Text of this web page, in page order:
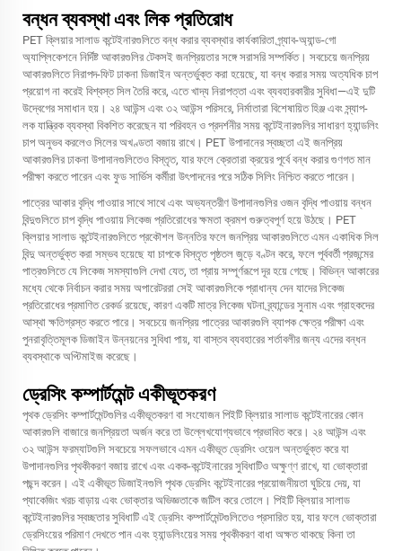
বন্ধন ব্যবস্থা এবং লিক প্রতিরোধ
PET ক্লিয়ার সালাড কন্টেইনারগুলিতে বন্ধ করার ব্যবস্থার কার্যকারিতা গ্র্যাব-অ্যান্ড-গো
অ্যাপ্লিকেশনে নির্দিষ্ট আকারগুলির টেকসই জনপ্রিয়তার সঙ্গে সরাসরি সম্পর্কিত। সবচেয়ে জনপ্রিয়
আকারগুলিতে নিরাপদ-ফিট ঢাকনা ডিজাইন অন্তর্ভুক্ত করা হয়েছে, যা বন্ধ করার সময় অত্যধিক চাপ
প্রয়োগ না করেই বিশ্বস্ত সিল তৈরি করে, এতে খাদ্য নিরাপত্তা এবং ব্যবহারকারীর সুবিধা—এই দুটি
উদ্বেগের সমাধান হয়। ২৪ আউন্স এবং ৩২ আউন্স পরিসরে, নির্মাতারা বিশেষায়িত হিঞ্জ এবং স্ন্যাপ-
লক যান্ত্রিক ব্যবস্থা বিকশিত করেছেন যা পরিবহন ও প্রদর্শনীর সময় কন্টেইনারগুলির সাধারণ হ্যান্ডলিং
চাপ অনুভব করলেও সিলের অখণ্ডতা বজায় রাখে। PET উপাদানের স্বচ্ছতা এই জনপ্রিয়
আকারগুলির ঢাকনা উপাদানগুলিতেও বিস্তৃত, যার ফলে ক্রেতারা ক্রয়ের পূর্বে বন্ধ করার গুণগত মান
পরীক্ষা করতে পারেন এবং ফুড সার্ভিস কর্মীরা উৎপাদনের পরে সঠিক সিলিং নিশ্চিত করতে পারেন।
পাত্রের আকার বৃদ্ধি পাওয়ার সাথে সাথে এবং অভ্যন্তরীণ উপাদানগুলির ওজন বৃদ্ধি পাওয়ায় বন্ধন
বিন্দুগুলিতে চাপ বৃদ্ধি পাওয়ায় লিকেজ প্রতিরোধের ক্ষমতা ক্রমশ গুরুত্বপূর্ণ হয়ে উঠছে। PET
ক্লিয়ার সালাড কন্টেইনারগুলিতে প্রকৌশল উন্নতির ফলে জনপ্রিয় আকারগুলিতে এমন একাধিক সিল
বিন্দু অন্তর্ভুক্ত করা সম্ভব হয়েছে যা চাপকে বিস্তৃত পৃষ্ঠতল জুড়ে বণ্টন করে, ফলে পূর্ববর্তী প্রজন্মের
পাত্রগুলিতে যে লিকেজ সমস্যাগুলি দেখা যেত, তা প্রায় সম্পূর্ণরূপে দূর হয়ে গেছে। বিভিন্ন আকারের
মধ্যে থেকে নির্বাচন করার সময় অপারেটররা সেই আকারগুলিকে প্রাধান্য দেন যাদের লিকেজ
প্রতিরোধের প্রমাণিত রেকর্ড রয়েছে, কারণ একটি মাত্র লিকেজ ঘটনা ব্র্যান্ডের সুনাম এবং গ্রাহকদের
আস্থা ক্ষতিগ্রস্ত করতে পারে। সবচেয়ে জনপ্রিয় পাত্রের আকারগুলি ব্যাপক ক্ষেত্র পরীক্ষা এবং
পুনরাবৃত্তিমূলক ডিজাইন উন্নয়নের সুবিধা পায়, যা বাস্তব ব্যবহারের শর্তাবলীর জন্য এদের বন্ধন
ব্যবস্থাকে অপ্টিমাইজ করেছে।
ড্রেসিং কম্পার্টমেন্ট একীভূতকরণ
পৃথক ড্রেসিং কম্পার্টমেন্টগুলির একীভূতকরণ বা সংযোজন পিইটি ক্লিয়ার সালাড কন্টেইনারের কোন
আকারগুলি বাজারে জনপ্রিয়তা অর্জন করে তা উল্লেখযোগ্যভাবে প্রভাবিত করে। ২৪ আউন্স এবং
৩২ আউন্স ফরম্যাটগুলি সবচেয়ে সফলভাবে এমন একীভূত ড্রেসিং ওয়েল অন্তর্ভুক্ত করে যা
উপাদানগুলির পৃথকীকরণ বজায় রাখে এবং একক-কন্টেইনারের সুবিধাটিও অক্ষুণ্ণ রাখে, যা ভোক্তারা
পছন্দ করেন। এই একীভূত ডিজাইনগুলি পৃথক ড্রেসিং কন্টেইনারের প্রয়োজনীয়তা ঘুচিয়ে দেয়, যা
প্যাকেজিং খরচ বাড়ায় এবং ভোক্তার অভিজ্ঞতাকে জটিল করে তোলে। পিইটি ক্লিয়ার সালাড
কন্টেইনারগুলির স্বচ্ছতার সুবিধাটি এই ড্রেসিং কম্পার্টমেন্টগুলিতেও প্রসারিত হয়, যার ফলে ভোক্তারা
ড্রেসিংয়ের পরিমাণ দেখতে পান এবং হ্যান্ডলিংয়ের সময় পৃথকীকরণ বাধা অক্ষত থাকছে কিনা তা